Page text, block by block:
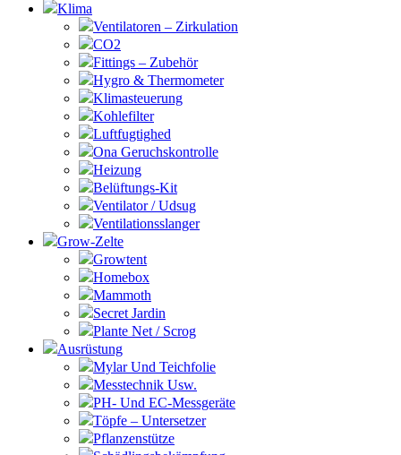
Klima
Ventilatoren – Zirkulation
CO2
Fittings – Zubehör
Hygro & Thermometer
Klimasteuerung
Kohlefilter
Luftfugtighed
Ona Geruchskontrolle
Heizung
Belüftungs-Kit
Ventilator / Udsug
Ventilationsslanger
Grow-Zelte
Growtent
Homebox
Mammoth
Secret Jardin
Plante Net / Scrog
Ausrüstung
Mylar Und Teichfolie
Messtechnik Usw.
PH- Und EC-Messgeräte
Töpfe – Untersetzer
Pflanzenstütze